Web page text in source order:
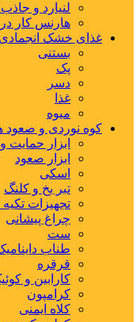
لنیارد و
هارنس کار در
غذای خشک انجمادی
بستنی
پک
دسر
غذا
میوه
کوه نوردی و
ابزار حمایت
ابزار صعود
اسکی
تبر یخ و کلنگ
تجهیزات تکیه
چراغ پیشانی
ست
طناب
قرقره
کارابین و
کرامپون
کلاه ایمنی